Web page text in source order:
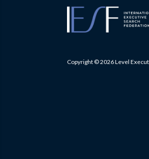
Copyright © 2026 Level